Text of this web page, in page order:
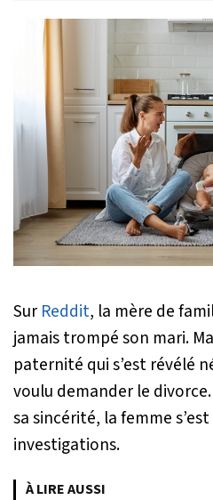
Sur Reddit, la mère de
jamais trompé son mari.
paternité qui s’est révélé
voulu demander le
sa sincérité, la femme
investigations.
À LIRE AUSSI